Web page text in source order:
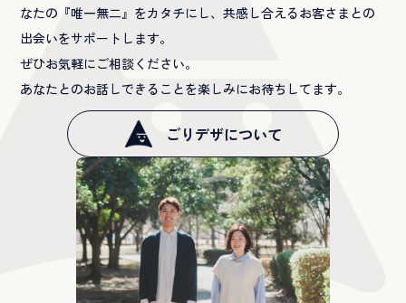
なたの『唯一無二』をカタチにし、共感し合えるお客さまとの
出会いをサポートします。
ぜひお気軽にご相談ください。
あなたとのお話しできることを楽しみにお待ちしてます。
ごりデザについて